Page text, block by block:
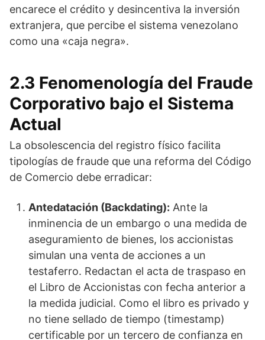
encarece el crédito y desincentiva la inversión
extranjera, que percibe el sistema venezolano
como una «caja negra».
2.3 Fenomenología del Fraude
Corporativo bajo el Sistema
Actual
La obsolescencia del registro físico facilita
tipologías de fraude que una reforma del Código
de Comercio debe erradicar:
Antedatación (Backdating): Ante la
inminencia de un embargo o una medida de
aseguramiento de bienes, los accionistas
simulan una venta de acciones a un
testaferro. Redactan el acta de traspaso en
el Libro de Accionistas con fecha anterior a
la medida judicial. Como el libro es privado y
no tiene sellado de tiempo (timestamp)
certificable por un tercero de confianza en